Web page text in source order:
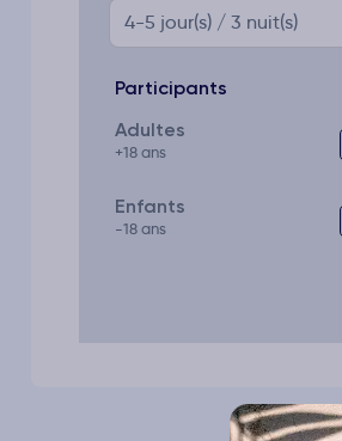
4-5 jour(s) / 3 nuit(s)
Participants
Adultes
+18 ans
Enfants
-18 ans